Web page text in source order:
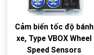
Cảm biến tốc độ bánh
xe, Type VBOX Wheel
Speed Sensors